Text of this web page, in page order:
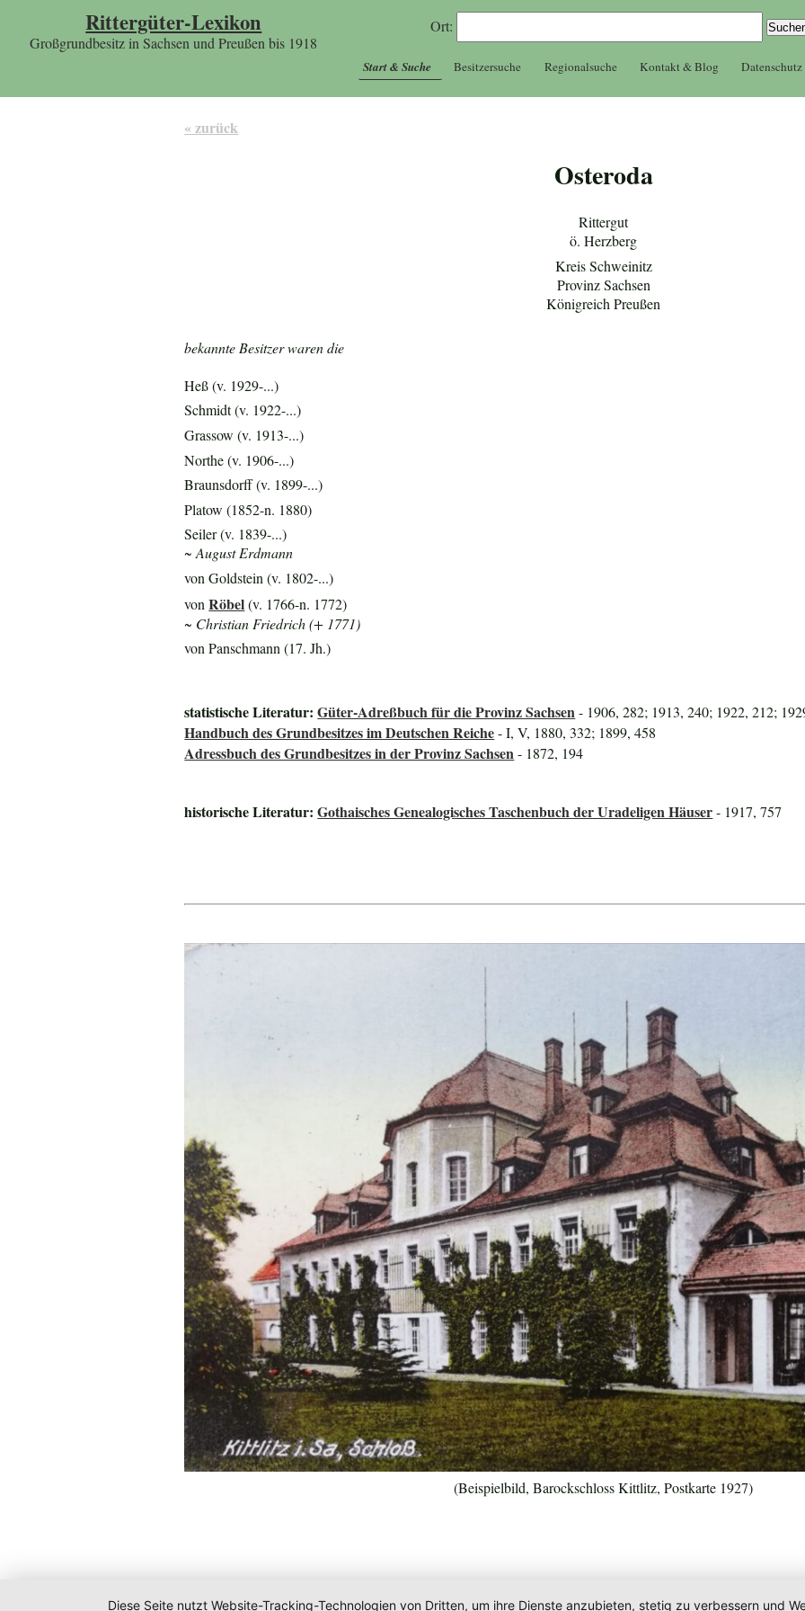
Rittergüter-Lexikon
Großgrundbesitz in Sachsen und Preußen bis 1918
Ort:
Start & Suche Besitzersuche Regionalsuche Kontakt & Blog Datenschutz
« zurück
Osteroda
Rittergut
ö. Herzberg
Kreis Schweinitz
Provinz Sachsen
Königreich Preußen
bekannte Besitzer waren die
Heß (v. 1929-...)
Schmidt (v. 1922-...)
Grassow (v. 1913-...)
Northe (v. 1906-...)
Braunsdorff (v. 1899-...)
Platow (1852-n. 1880)
Seiler (v. 1839-...)
~ August Erdmann
von Goldstein (v. 1802-...)
vonRöbel(v. 1766-n. 1772)
~ Christian Friedrich (+ 1771)
von Panschmann (17. Jh.)
statistische Literatur:Güter-Adreßbuch für die Provinz Sachsen- 1906, 282; 1913, 240; 1922, 212;
Handbuch des Grundbesitzes im Deutschen Reiche- I, V, 1880, 332; 1899, 458
Adressbuch des Grundbesitzes in der Provinz Sachsen- 1872, 194
historische Literatur:Gothaisches Genealogisches Taschenbuch der Uradeligen Häuser- 1917, 757
(Beispielbild, Barockschloss Kittlitz, Postkarte 1927)
Diese Seite nutzt Website-Tracking-Technologien von Dritten, um ihre Dienste anzubieten, stetig zu verbessern und